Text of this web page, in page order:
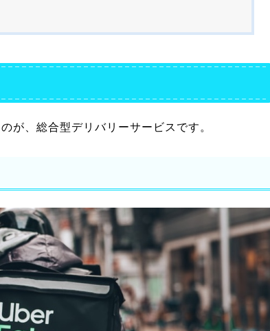
が、総合型デリバリーサービスです。